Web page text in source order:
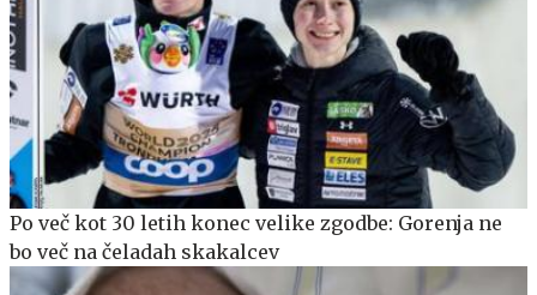
Po več kot 30 letih konec velike zgodbe: Gorenja ne
bo več na čeladah skakalcev